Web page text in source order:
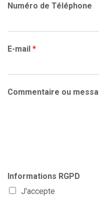
Numéro de Téléphone
E-mail *
Commentaire ou
Informations RGPD
J'accepte